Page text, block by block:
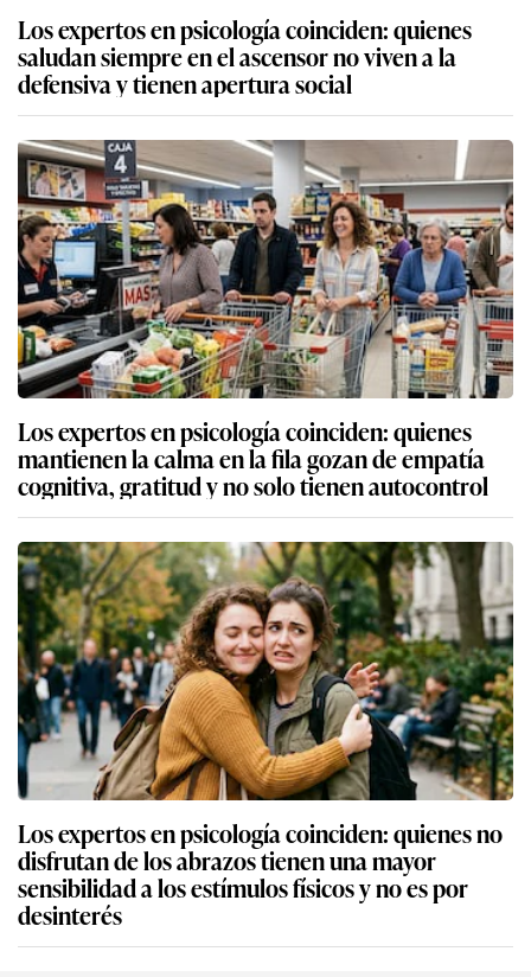
Los expertos en psicología coinciden: quienes
saludan siempre en el ascensor no viven a la
defensiva y tienen apertura social
Los expertos en psicología coinciden: quienes
mantienen la calma en la fila gozan de empatía
cognitiva, gratitud y no solo tienen autocontrol
Los expertos en psicología coinciden: quienes no
disfrutan de los abrazos tienen una mayor
sensibilidad a los estímulos físicos y no es por
desinterés